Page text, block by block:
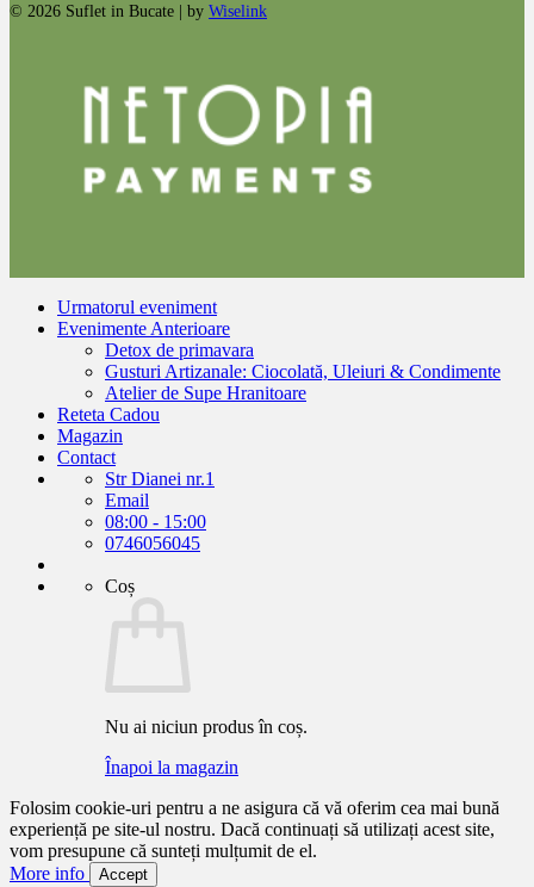
© 2026 Suflet in Bucate | by Wiselink
Urmatorul eveniment
Evenimente Anterioare
Detox de primavara
Gusturi Artizanale: Ciocolată, Uleiuri & Condimente
Atelier de Supe Hranitoare
Reteta Cadou
Magazin
Contact
Str Dianei nr.1
Email
08:00 - 15:00
0746056045
Coș
Nu ai niciun produs în coș.
Înapoi la magazin
Folosim cookie-uri pentru a ne asigura că vă oferim cea mai bună
experiență pe site-ul nostru. Dacă continuați să utilizați acest site,
vom presupune că sunteți mulțumit de el.
More info
Accept